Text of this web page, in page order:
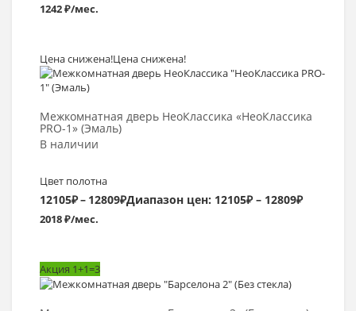
1242 ₽/мес.
Цена снижена!Цена снижена!
Межкомнатная дверь НеоКлассика «НеоКлассика
PRO-1» (Эмаль)
В наличии
Цвет полотна
12105₽– 12809₽Диапазон цен: 12105₽ – 12809₽
2018 ₽/мес.
Выбрать >
Акция 1+1=3
Выбрать >